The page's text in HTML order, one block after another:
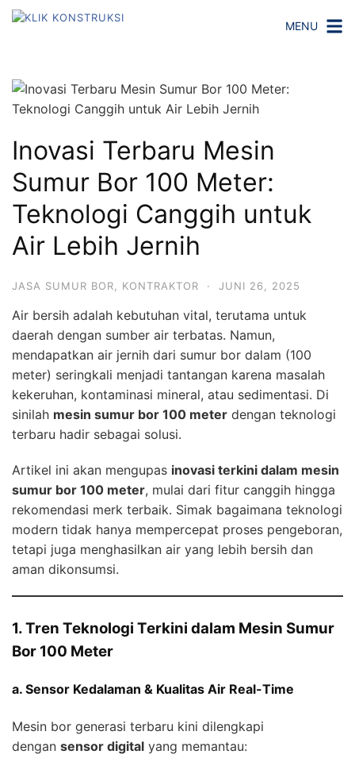
Langsung
MENU
Inovasi Terbaru Mesin
Sumur Bor 100 Meter:
Teknologi Canggih untuk
Air Lebih Jernih
JASA SUMUR BOR KONTRAKTOR · JUNI 26, 2025
Air bersih adalah kebutuhan vital, terutama untuk
daerah dengan sumber air terbatas. Namun,
mendapatkan air jernih dari sumur bor dalam (100
meter) seringkali menjadi tantangan karena masalah
kekeruhan, kontaminasi mineral, atau sedimentasi. Di
sinilah mesin sumur bor 100 meter dengan teknologi
terbaru hadir sebagai solusi.
Artikel ini akan mengupas inovasi terkini dalam mesin
sumur bor 100 meter, mulai dari fitur canggih hingga
rekomendasi merk terbaik. Simak bagaimana teknologi
modern tidak hanya mempercepat proses pengeboran,
tetapi juga menghasilkan air yang lebih bersih dan
aman dikonsumsi.
1. Tren Teknologi Terkini dalam Mesin Sumur
Bor 100 Meter
a. Sensor Kedalaman & Kualitas Air Real-Time
Mesin bor generasi terbaru kini dilengkapi
dengan sensor digital yang memantau: